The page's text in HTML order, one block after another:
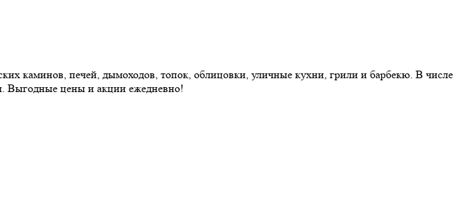
каминов, печей, дымоходов, топок, облицовки, уличные кухни, грили и барбекю. В числе
Выгодные цены и акции ежедневно!